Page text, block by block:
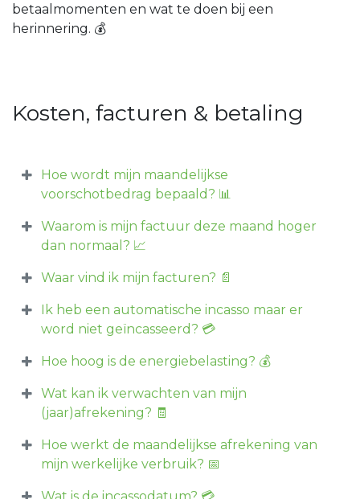
betaalmomenten en wat te doen bij een
herinnering. 💰
Kosten, facturen & betaling
Hoe wordt mijn maandelijkse
voorschotbedrag bepaald? 📊
Waarom is mijn factuur deze maand hoger
dan normaal? 📈
Waar vind ik mijn facturen? 📄
Ik heb een automatische incasso maar er
word niet geïncasseerd? 💳
Hoe hoog is de energiebelasting? 💰
Wat kan ik verwachten van mijn
(jaar)afrekening? 🧾
Hoe werkt de maandelijkse afrekening van
mijn werkelijke verbruik? 📅